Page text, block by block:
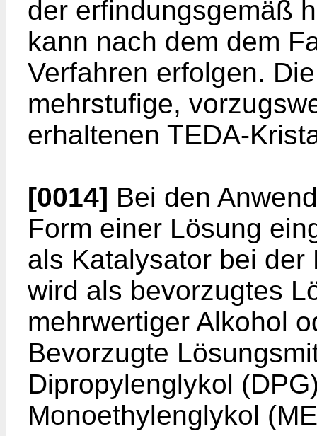
der erfindungsgemäß
kann nach dem dem
Verfahren erfolgen.
mehrstufige,
erhaltenen TEDA-
[0014] Bei den
Form einer Lösung
als Katalysator bei
wird als bevorzugtes
mehrwertiger Alkohol
Bevorzugte
Dipropylenglykol
Monoethylenglykol